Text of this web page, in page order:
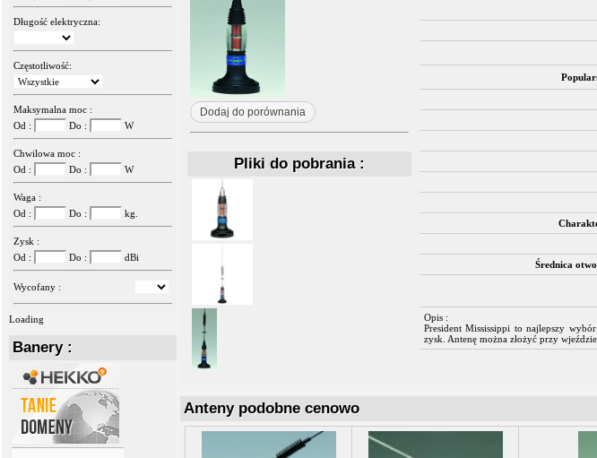
Długość elektryczna:
Częstotliwość:
Maksymalna moc :
Od :
Do : W
Chwilowa moc :
Od :
Do : W
Waga :
Od :
Do : kg.
Zysk :
Od :
Do : dBi
Wycofany :
Loading
Banery :
Dodaj do porównania
Pliki do pobrania :
Średnica
Opis :
President Mississippi to najlepszy
zysk. Antenę można złożyć przy
Anteny podobne cenowo